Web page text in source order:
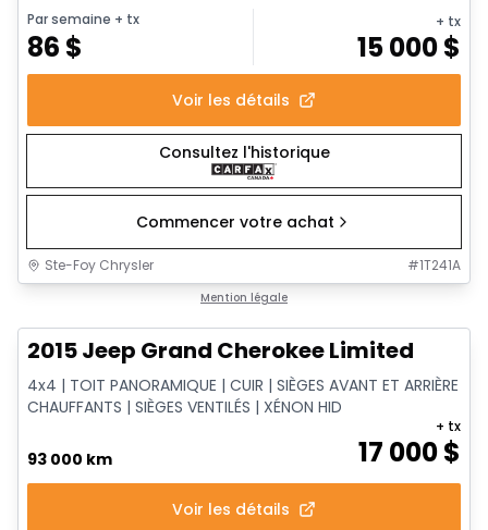
Par semaine + tx
86 $
+ tx
15 000$
Voir les détails
Consultez l'historique
Commencer votre achat
Ste-Foy Chrysler #1T241A
Mention légale
2015 Jeep Grand Cherokee Limited
4x4 | TOIT PANORAMIQUE | CUIR | SIÈGES AVANT ET ARRIÈRE
CHAUFFANTS | SIÈGES VENTILÉS | XÉNON HID
93 000 km 17 000$
+ tx
Voir les détails